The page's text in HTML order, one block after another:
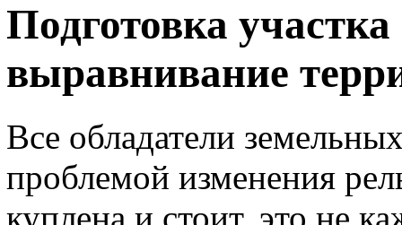
Подготовка
выравнивание
Все обладатели
проблемой изменения
куплена и стоит, это не